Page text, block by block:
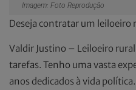
Imagem: Foto Reprodução
Deseja contratar um leiloeiro
Valdir Justino – Leiloeiro
tarefas. Tenho uma vasta
anos dedicados à vida política.